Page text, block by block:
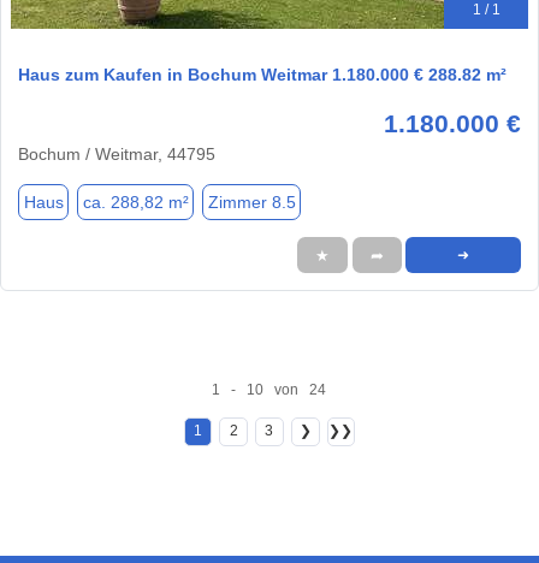
1 / 1
Haus zum Kaufen in Bochum Weitmar 1.180.000 € 288.82 m²
1.180.000 €
Bochum / Weitmar, 44795
Haus ca. 288,82 m² Zimmer 8.5
★ ➦ ➜
1 - 10 von 24
1 2 3 ❯ ❯❯